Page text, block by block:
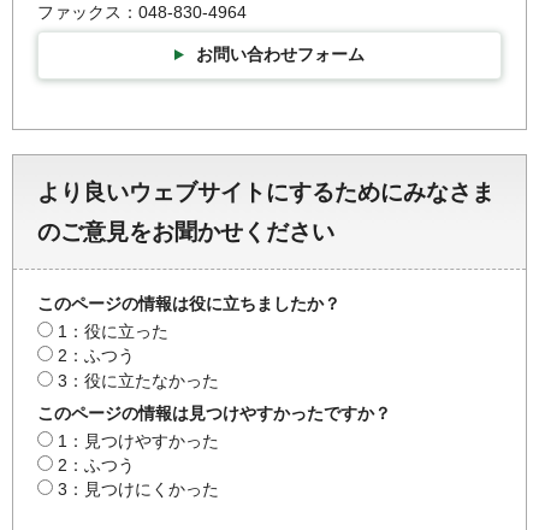
ファックス：048-830-4964
お問い合わせフォーム
より良いウェブサイトにするためにみなさま
のご意見をお聞かせください
このページの情報は役に立ちましたか？
1：役に立った
2：ふつう
3：役に立たなかった
このページの情報は見つけやすかったですか？
1：見つけやすかった
2：ふつう
3：見つけにくかった